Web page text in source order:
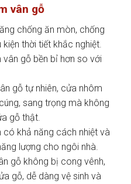
vân gỗ
chống ăn mòn, chống
thời tiết khắc nghiệt.
gỗ bền bỉ hơn so với
gỗ tự nhiên, cửa nhôm
sang trọng mà không
gỗ thật.
có khả năng cách nhiệt và
lượng cho ngôi nhà.
gỗ không bị cong vênh,
gỗ, dễ dàng vệ sinh và